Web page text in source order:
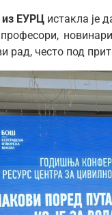
из ЕУРЦ истакла је
рад, често под